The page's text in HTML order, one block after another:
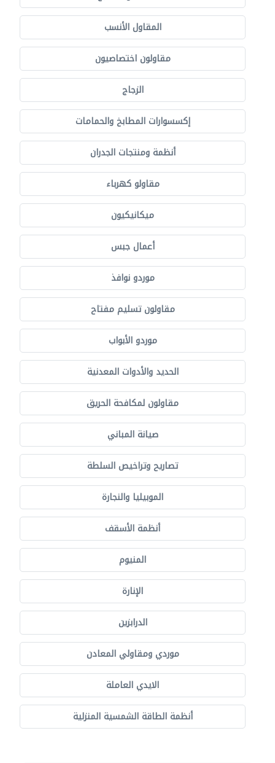
المقاول الأنسب
مقاولون اختصاصيون
الزجاج
إكسسوارات المطابخ والحمامات
أنظمة ومنتجات الجدران
مقاولو كهرباء
ميكانيكيون
أعمال جبس
موردو نوافذ
مقاولون تسليم مفتاح
موردو الأبواب
الحديد والأدوات المعدنية
مقاولون لمكافحة الحريق
صيانة المباني
تصاريح وتراخيص السلطة
الموبيليا والنجارة
أنظمة الأسقف
المنيوم
الإنارة
الدرابزين
موردي ومقاولي المعادن
الايدي العاملة
أنظمة الطاقة الشمسية المنزلية